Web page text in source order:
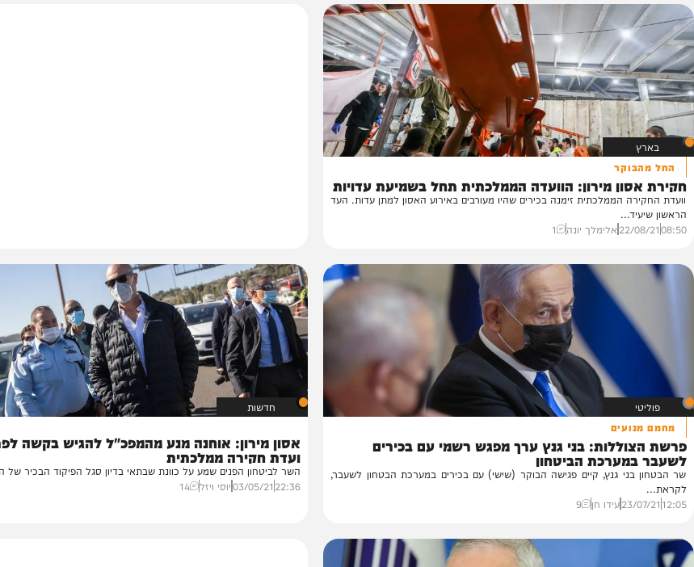
מירון: הוועדה הממלכתית תחל בשמיעת עדויות
הממלכתית זימנה בכירים שהיו מעורבים באירוע האסון למתן עדות. העד
22/אלימלך יונה 1
בני גנץ ערך מפגש רשמי עם בכירים
הביטחון
עידו חן
חדשות
אסון מירון: אוחנה מנע מהמפכ"ל להגיש בקשה לפתיחת
22:36